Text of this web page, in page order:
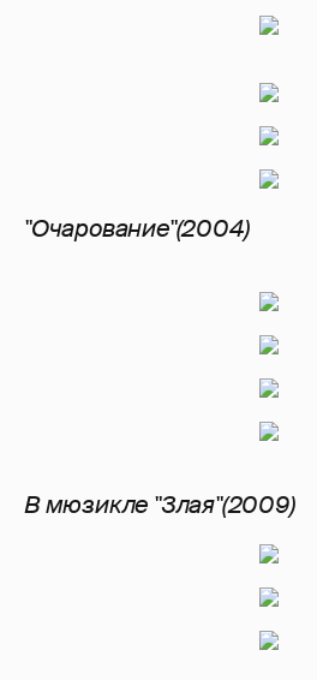
"Очарование"(2004)
В мюзикле "Злая"(2009)